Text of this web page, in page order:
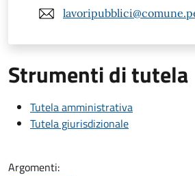
Strumenti di tutela
Tutela amministrativa
Tutela giurisdizionale
Argomenti: